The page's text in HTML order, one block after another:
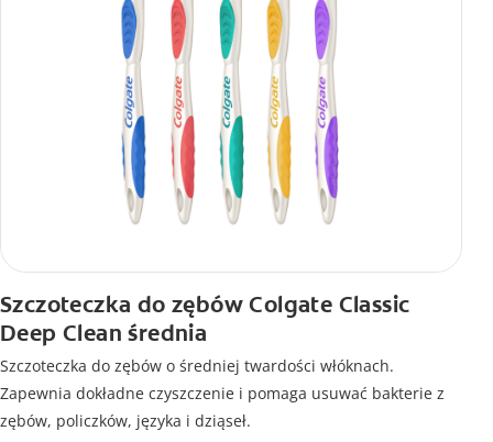
Szczoteczka do zębów Colgate Classic
Deep Clean średnia
Szczoteczka do zębów o średniej twardości włóknach.
Zapewnia dokładne czyszczenie i pomaga usuwać bakterie z
zębów, policzków, języka i dziąseł.